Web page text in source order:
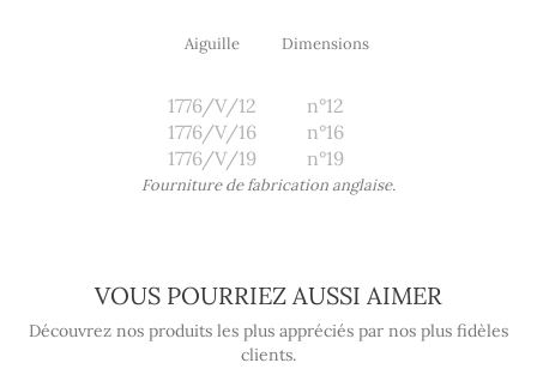
Aiguille Dimensions
1776/V/12
n°12
1776/V/16
n°16
1776/V/19
n°19
Fourniture de fabrication anglaise.
VOUS POURRIEZ AUSSI AIMER
Découvrez nos produits les plus appréciés par nos plus fidèles
clients.